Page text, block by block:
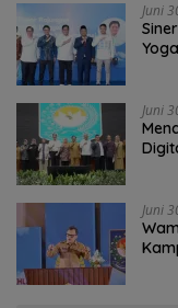
Juni
Juni
Juni